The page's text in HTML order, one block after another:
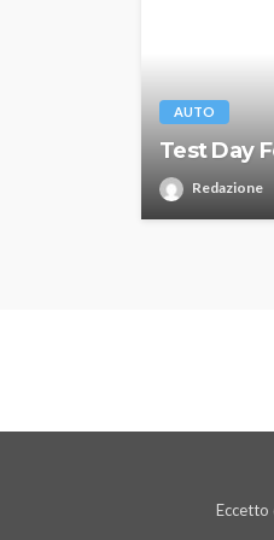
AUTO
Test Day
Redazione
Eccetto